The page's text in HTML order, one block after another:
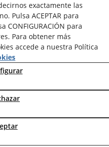
pago
envío
- Todos los derechos
exactamente las
Pulsa ACEPTAR para
CONFIGURACIÓN para
Para obtener más
accede a nuestra Política